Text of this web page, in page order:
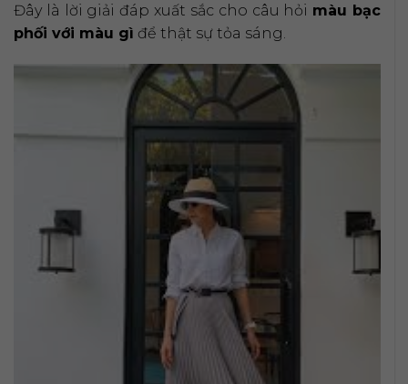
Đây là lời giải đáp xuất sắc cho câu hỏi màu bạc
phối với màu gì để thật sự tỏa sáng.